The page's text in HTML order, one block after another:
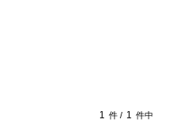
1 件 / 1 件中